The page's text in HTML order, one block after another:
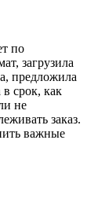
по
загрузила
предложила
срок, как
не
заказ.
важные